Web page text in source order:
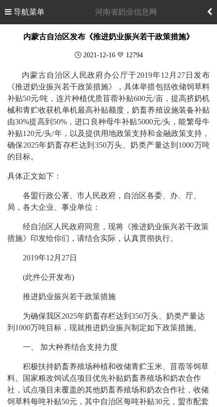
导航菜单 河南省奶业信息网
内蒙古自治区发布《推进奶业振兴若干政策措施》
🕓 2021-12-16 💛 12794
内蒙古自治区人民政府办公厅于2019年12月27日发布
《推进奶业振兴若干政策措施》，具体举措包括收储饲草料
补贴50元/吨，连片种植优质苜蓿补贴600元/亩，提高挤奶机
械和青贮收获机单机最高补贴额度，奶畜养殖设施装备补贴
由30%提高到50%，进口良种母牛补贴5000元/头，能繁母牛
补贴120元/头/年，以及提供用地政策支持和金融政策支持，
确保2025年奶畜存栏达到350万头、奶类产量达到1000万吨
的目标。
具体正文如下：
各盟行政公署、市人民政府，自治区各委、办、厅、
局，各大企业、事业单位：
经自治区人民政府同意，现将《推进奶业振兴若干政策
措施》印发给你们，请结合实际，认真贯彻执行。
2019年12月27日
(此件公开发布)
推进奶业振兴若干政策措施
为确保我区2025年奶畜存栏达到350万头、奶类产量达
到1000万吨目标，现就推进奶业振兴制定如下政策措施。
一、 加大种养结合支持力度
积极扶持奶畜养殖场种植和收储青贮玉米、苜蓿等饲草
料。国家粮改饲试点项目优先补贴奶畜养殖场和奶农合作
社，试点项目未覆盖的其他奶畜养殖场和奶农合作社，收储
饲草料每吨补贴50元，其中自治区每吨补贴30元，盟市配套